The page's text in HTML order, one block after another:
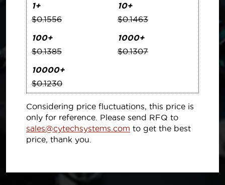
1+
$0.1556
10+
$0.1463
100+
$0.1385
1000+
$0.1307
10000+
$0.1230
Considering price fluctuations, this price is
only for reference. Please send RFQ to
sales@cytechsystems.com to get the best
price, thank you.